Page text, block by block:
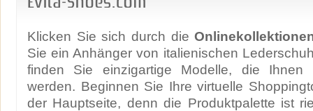
Klicken Sie sich durch die
Sie ein Anhänger von italienischen
finden Sie einzigartige Modelle, die Ihnen
werden. Beginnen Sie Ihre virtuelle
der Hauptseite, denn die Produktpalette ist